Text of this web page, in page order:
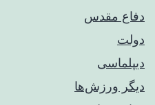
دفاع مقدس
دولت
دیپلماسی
دیگر ورزش‌ها